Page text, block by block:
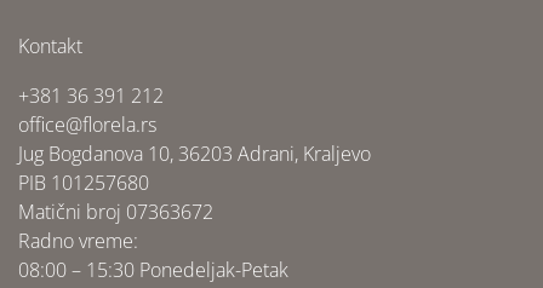
Kontakt
+381 36 391 212
office@florela.rs
Jug Bogdanova 10, 36203 Adrani, Kraljevo
PIB 101257680
Matični broj 07363672
Radno vreme:
08:00 – 15:30 Ponedeljak-Petak